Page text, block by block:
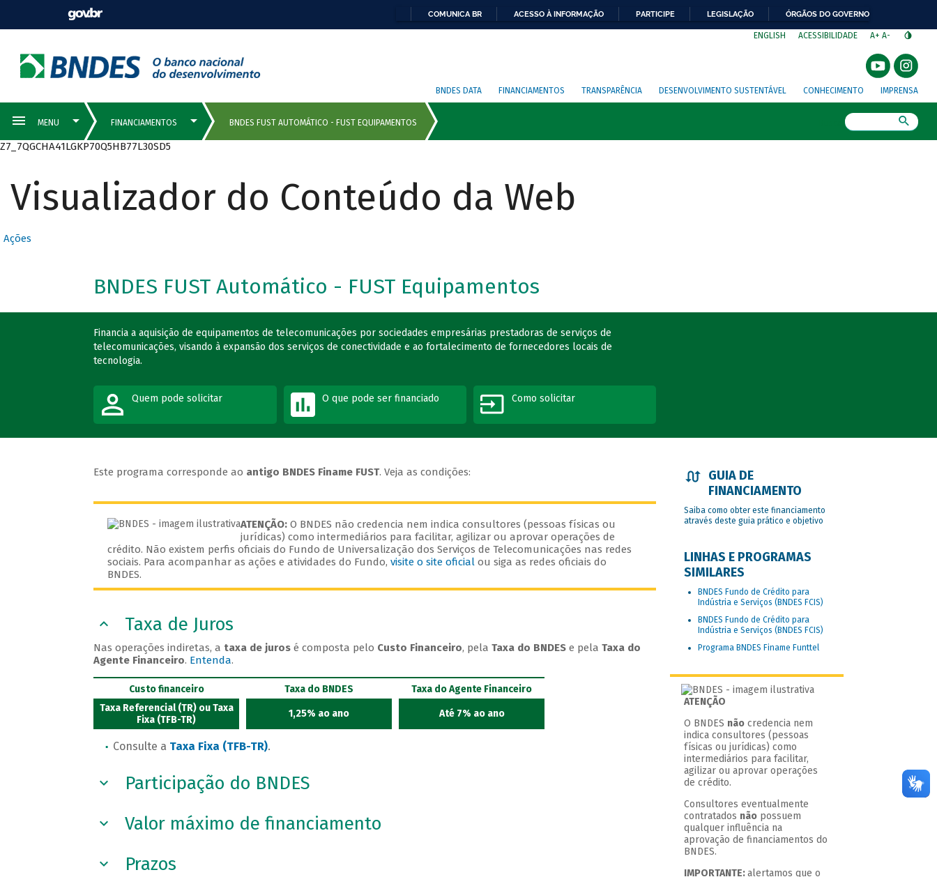
COMUNICA BR ACESSO À INFORMAÇÃO PARTICIPE LEGISLAÇÃO ÓRGÃOS DO GOVERNO
ENGLISH ACESSIBILIDADE A+ A-
BNDES DATA FINANCIAMENTOS TRANSPARÊNCIA DESENVOLVIMENTO SUSTENTÁVEL CONHECIMENTO IMPRENSA
Z7_7QGCHA41LGKP70Q5HB77L30SD5
Visualizador do Conteúdo da Web
Ações
BNDES FUST Automático - FUST Equipamentos
Financia a aquisição de equipamentos de telecomunicações por sociedades empresárias prestadoras de serviços de
telecomunicações, visando à expansão dos serviços de conectividade e ao fortalecimento de fornecedores locais de
tecnologia.
Quem pode solicitar O que pode ser financiado Como solicitar
Este programa corresponde ao antigo BNDES Finame FUST. Veja as condições:
ATENÇÃO: O BNDES não credencia nem indica consultores (pessoas físicas ou
jurídicas) como intermediários para facilitar, agilizar ou aprovar operações de
crédito. Não existem perfis oficiais do Fundo de Universalização dos Serviços de Telecomunicações nas redes
sociais. Para acompanhar as ações e atividades do Fundo,visite o site oficial ou siga as redes oficiais do
BNDES.
Taxa de Juros
Nas operações indiretas, a taxa de juros é composta pelo Custo Financeiro, pelaTaxa do BNDES e pelaTaxa do
Agente Financeiro. Entenda.
Custo financeiro
Taxa Referencial (TR) ou Taxa
Fixa (TFB-TR)
Taxa do BNDES
1,25% ao ano
Taxa do Agente Financeiro
Até 7% ao ano
Consulte a Taxa Fixa (TFB-TR).
Participação do BNDES
Valor máximo de financiamento
Prazos
GUIA DE
FINANCIAMENTO
Saiba como obter este financiamento
através deste guia prático e objetivo
LINHAS E PROGRAMAS
SIMILARES
BNDES Fundo de Crédito para
Indústria e Serviços (BNDES FCIS)
BNDES Fundo de Crédito para
Indústria e Serviços (BNDES FCIS)
Programa BNDES Finame Funttel
ATENÇÃO
O BNDES não credencia nem
indica consultores (pessoas
físicas ou jurídicas) como
intermediários para facilitar,
agilizar ou aprovar operações
de crédito.
Consultores eventualmente
contratados não possuem
qualquer influência na
aprovação de financiamentos do
BNDES.
IMPORTANTE:alertamos que o